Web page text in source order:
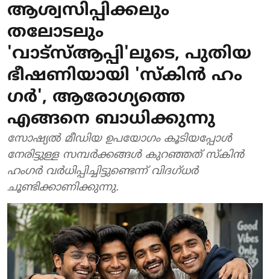
ആശ്വസിപ്പിക്കലും
തലോടലും
'വാട്സ്ആപ്പി'ലൂടെ, പുതിയ
ഭീഷണിയായി 'സ്കിൻ ഹം​
ഗർ', ആരോ​ഗ്യത്തെ
എങ്ങനെ ബാധിക്കുന്നു
സോഷ്യൽ മീഡിയ ഉപയോഗം കൂടിയപ്പോൾ
നേരിട്ടുള്ള സമ്പർക്കങ്ങൾ കുറഞ്ഞത് സ്കിൻ
ഹം​ഗർ വർധിപ്പിച്ചിട്ടുണ്ടെന്ന് വിദ​ഗ്ധ‍ർ
ചൂണ്ടിക്കാണിക്കുന്നു.